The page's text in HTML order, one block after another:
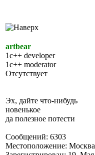
artbear
1c++ developer
1c++ moderator
Отсутствует
Эх, дайте что-нибудь
новенькое
да полезное потести
Сообщений: 6303
Местоположение: Москва